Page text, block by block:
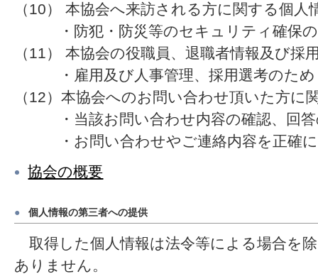
（10） 本協会へ来訪される方に関する個人
・防犯・防災等のセキュリティ確保
（11） 本協会の役職員、退職者情報及び採
・雇用及び人事管理、採用選考のため
（12）本協会へのお問い合わせ頂いた方に
・当該お問い合わせ内容の確認、回答
・お問い合わせやご連絡内容を正確に
協会の概要
● 個人情報の第三者への提供
取得した個人情報は法令等による場合を
ありません。